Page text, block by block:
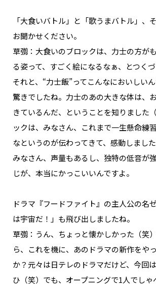
――「大食いバトル」と「歌うまバトル」、
お聞かせください。
草彅：大食いのブロックは、力士の方が
る姿って、すごく絵になるなぁ、とつくづ
それと、“力士飯”ってこんなにおいしい
驚きでしたね。力士のあの大きな体は、
きているんだ、ということを知りました
ックは、みなさん、これまで一生懸命練
なというのが伝わってきて、感動しまし
みなさん、声量もあるし、独特の低音が
じが、本当にかっこいいんですよ。
――ドラマ『フードファイト』の主人公の名
は宇宙だ！」も飛び出しましたね。
草彅：うん、ちょっと懐かしかった（笑
ら、これを機に、あのドラマの新作をや
か？元々は日テレのドラマだけど、今回
ひ（笑）でも、オープニングで1人でしゃ